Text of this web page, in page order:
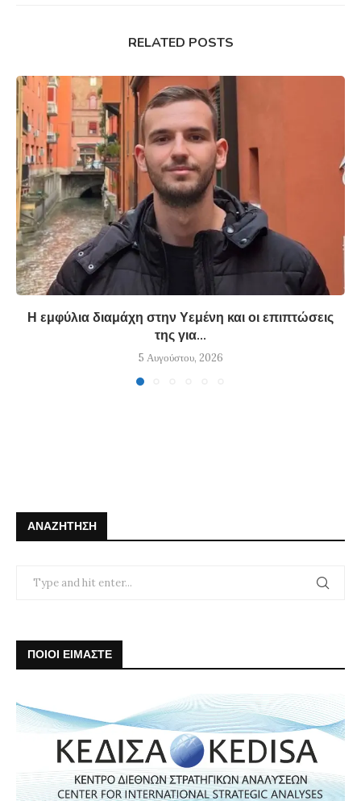
RELATED POSTS
Η εμφύλια διαμάχη στην Υεμένη και οι επιπτώσεις
της για...
5 Αυγούστου, 2026
ΑΝΑΖΉΤΗΣΗ
ΠΟΙΟΙ ΕΙΜΑΣΤΕ